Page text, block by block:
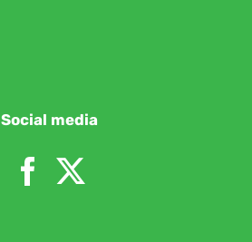
Social media